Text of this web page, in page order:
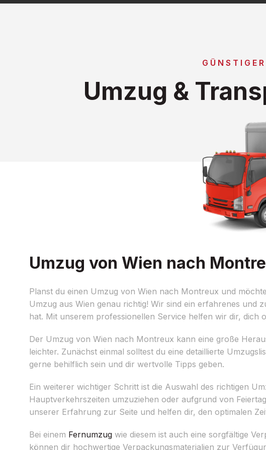
Umzug &
Umzug von Wien nach
Planst du einen Umzug von Wien nach Montreux und
Umzug aus Wien genau richtig! Wir sind ein erfahrenes und
hat. Mit unserem professionellen Service helfen wir dir, dich
Der Umzug von Wien nach Montreux kann eine große
leichter. Zunächst einmal solltest du eine detaillierte
gerne behilflich sein und dir wertvolle Tipps geben.
Ein weiterer wichtiger Schritt ist die Auswahl des richtigen
Hauptverkehrszeiten umzuziehen oder aufgrund von
unserer Erfahrung zur Seite und helfen dir, den optimalen
Bei einem Fernumzug wie diesem ist auch eine sorgfältige
können dir hochwertige Verpackungsmaterialien zur